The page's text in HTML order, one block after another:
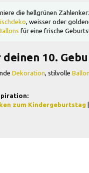
die hellgrünen
, weisser oder
für eine frische
10.
Dekoration, stilvolle
zum Kindergeburtstag |